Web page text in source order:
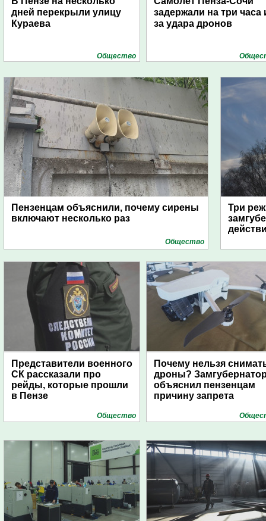
дней перекрыли улицу
Кураева
Общество
задержали на три часа
за удара дронов
Пензенцам объяснили, почему сирены
включают несколько раз
Общество
Три
Представители военного
СК рассказали про
рейды, которые прошли
в Пензе
Общество
Почему нельзя
дроны?
объяснил пензенцам
причину запрета